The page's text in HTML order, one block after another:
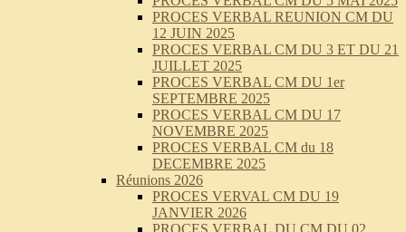
PROCES VERBAL REUNION CM DU
12 JUIN 2025
PROCES VERBAL CM DU 3 ET DU 21
JUILLET 2025
PROCES VERBAL CM DU 1er
SEPTEMBRE 2025
PROCES VERBAL CM DU 17
NOVEMBRE 2025
PROCES VERBAL CM du 18
DECEMBRE 2025
Réunions 2026
PROCES VERVAL CM DU 19
JANVIER 2026